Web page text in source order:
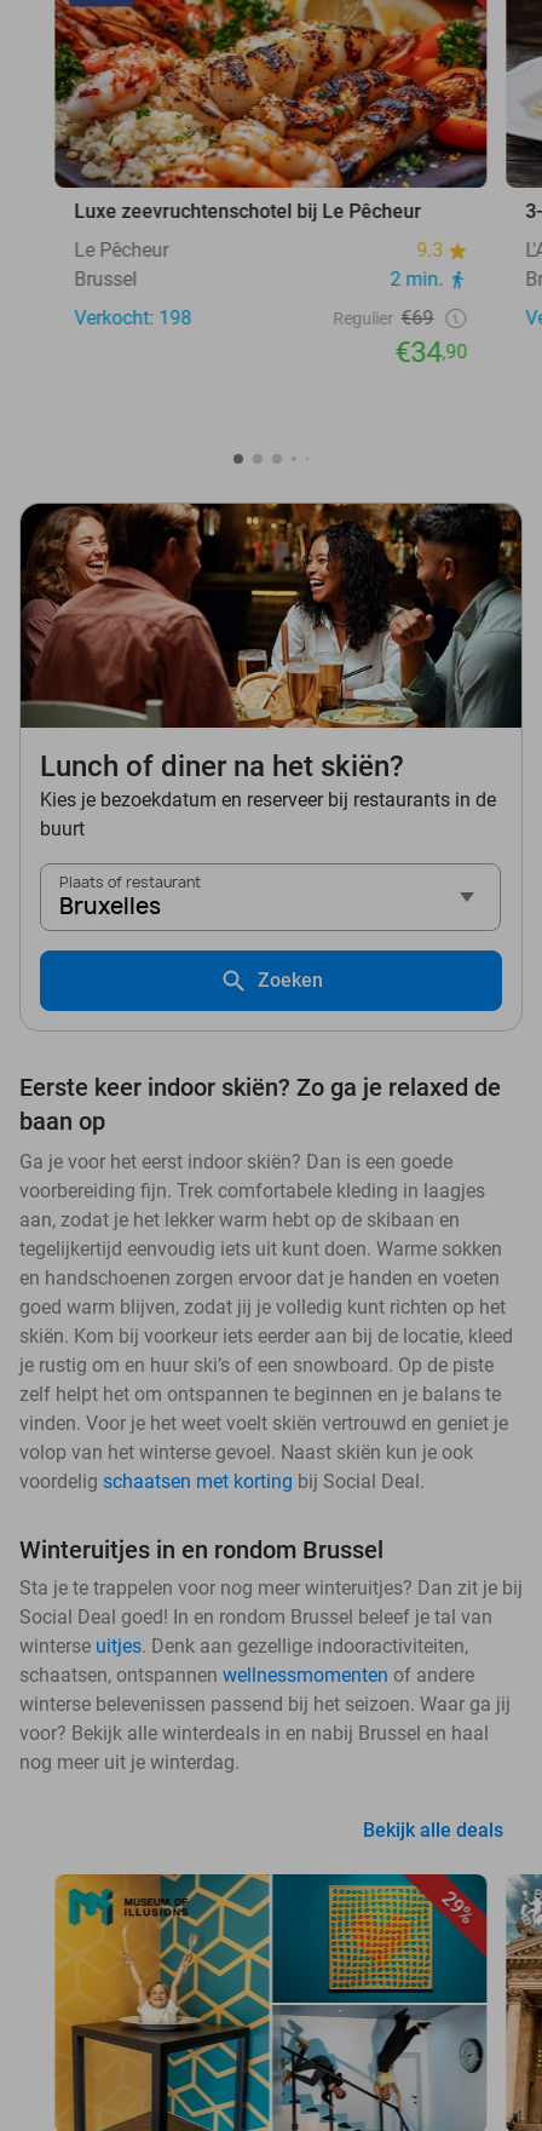
Luxe zeevruchtenschotel bij Le Pêcheur
Le Pêcheur
9.3
Brussel
2 min.
Verkocht: 198
Regulier €69
€34,90
Lunch of diner na het skiën?
Kies je bezoekdatum en reserveer bij restaurants in de
buurt
Plaats of restaurant
Bruxelles
Zoeken
Eerste keer indoor skiën? Zo ga je relaxed de
baan op
Ga je voor het eerst indoor skiën? Dan is een goede
voorbereiding fijn. Trek comfortabele kleding in laagjes
aan, zodat je het lekker warm hebt op de skibaan en
tegelijkertijd eenvoudig iets uit kunt doen. Warme sokken
en handschoenen zorgen ervoor dat je handen en voeten
goed warm blijven, zodat jij je volledig kunt richten op het
skiën. Kom bij voorkeur iets eerder aan bij de locatie, kleed
je rustig om en huur ski’s of een snowboard. Op de piste
zelf helpt het om ontspannen te beginnen en je balans te
vinden. Voor je het weet voelt skiën vertrouwd en geniet je
volop van het winterse gevoel. Naast skiën kun je ook
voordelig schaatsen met korting bij Social Deal.
Winteruitjes in en rondom Brussel
Sta je te trappelen voor nog meer winteruitjes? Dan zit je bij
Social Deal goed! In en rondom Brussel beleef je tal van
winterse uitjes. Denk aan gezellige indooractiviteiten,
schaatsen, ontspannen wellnessmomenten of andere
winterse belevenissen passend bij het seizoen. Waar ga jij
voor? Bekijk alle winterdeals in en nabij Brussel en haal
nog meer uit je winterdag.
Bekijk alle deals
29%